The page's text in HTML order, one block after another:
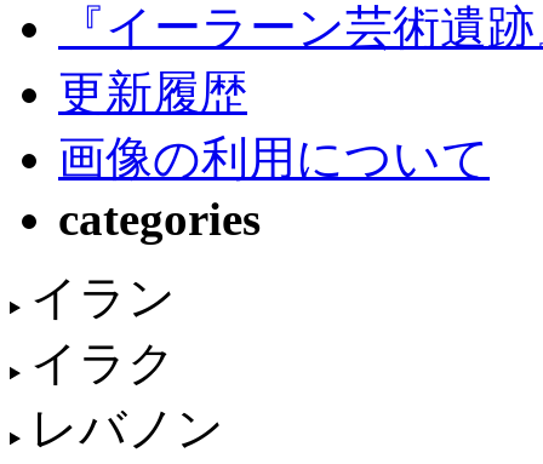
『イーラーン芸術遺
更新履歴
画像の利用について
categories
イラン
イラク
レバノン